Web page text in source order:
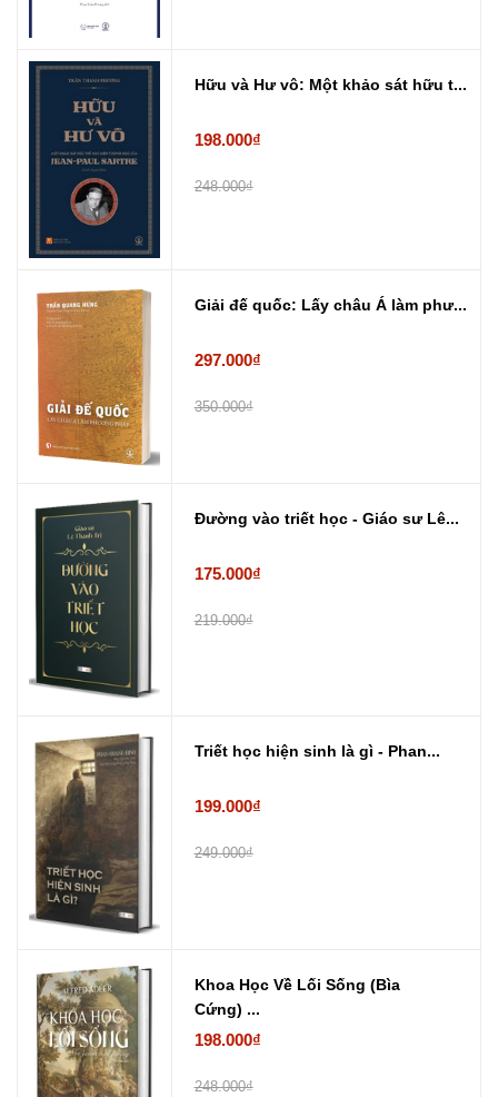
Hữu và Hư vô: Một khảo sát hữu t...
198.000₫
248.000₫
Giải đế quốc: Lấy châu Á làm phư...
297.000₫
350.000₫
Đường vào triết học - Giáo sư Lê...
175.000₫
219.000₫
Triết học hiện sinh là gì - Phan...
199.000₫
249.000₫
Khoa Học Về Lối Sống (Bìa
Cứng) ...
198.000₫
248.000₫